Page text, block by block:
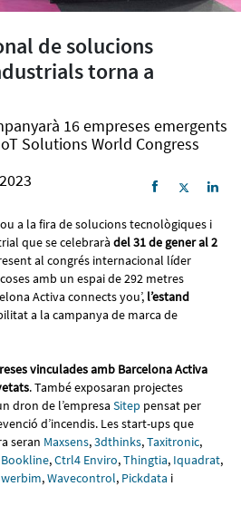
de solucions
torna a
16 empreses emergents
Solutions World Congress
a la fira de solucions tecnològiques i
que se celebrarà del 31 de gener al 2
al congrés internacional líder
amb un espai de 292 metres
Activa connects you’, l’estand
a la campanya de marca de
vinculades amb Barcelona Activa
. També exposaran projectes
dron de l’empresa Sitep pensat per
d’incendis. Les start-ups que
seran Maxsens,3dthinks,Taxitronic,
Bookline,Ctrl4 Enviro,Thingtia, Iquadrat,
,Wavecontrol, Pickdata i